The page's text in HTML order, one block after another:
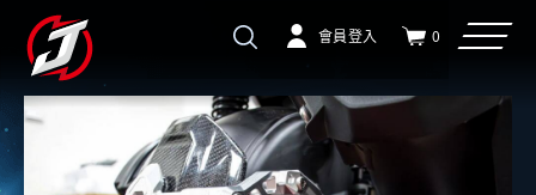
會員登入 0